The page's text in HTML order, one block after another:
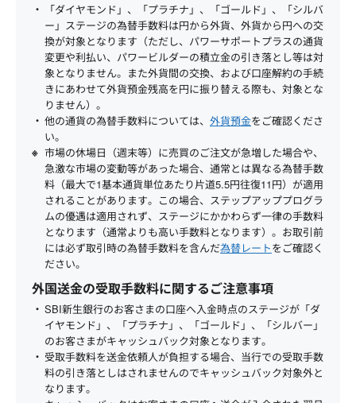
「ダイヤモンド」、「プラチナ」、「ゴールド」、「シルバ
ー」ステージの為替手数料は円から外貨、外貨から円への交
換が対象となります（ただし、パワーサポートプラスの通貨
変更や利払い、パワービルダーの積立金の引き落とし等は対
象となりません。また外貨間の交換、および口座解約の手続
きにあわせて外貨預金残高を円に振り替える際も、対象とな
りません）。
他の通貨の為替手数料については、 外貨預金をご確認くださ
い。
市場の休場日（週末等）に売買のご注文が急増した場合や、
急激な市場の変動等があった場合、通常とは異なる為替手数
料（最大で1基本通貨単位あたり片道5.5円往復11円）が適用
されることがあります。この場合、ステップアッププログラ
ムの優遇は適用されず、ステージにかかわらず一律の手数料
となります（通常よりも高い手数料となります）。お取引前
には必ず取引時の為替手数料を含んだ為替レートをご確認く
ださい。
外国送金の受取手数料に関するご注意事項
SBI新生銀行のお客さまの口座へ入金時点のステージが「ダ
イヤモンド」、「プラチナ」、「ゴールド」、「シルバー」
のお客さまがキャッシュバック対象となります。
受取手数料を送金依頼人が負担する場合、当行での受取手数
料の引き落としはされませんのでキャッシュバック対象外と
なります。